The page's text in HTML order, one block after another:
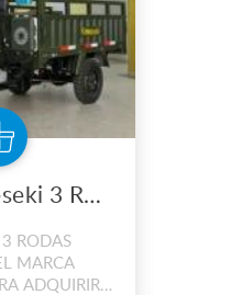
Moto Kaweseki 3 Rodas
RODAS
MARCA
ADQUIRIR